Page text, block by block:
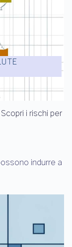
i rischi per
indurre a